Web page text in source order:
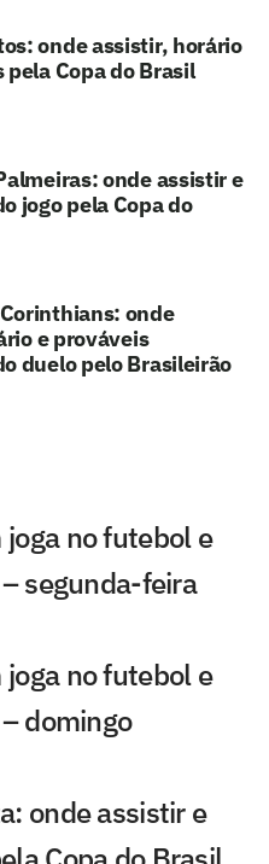
onde assistir, horário
pela Copa do Brasil
onde assistir e
jogo pela Copa do
onde
e prováveis
duelo pelo Brasileirão
no futebol e
segunda-feira
no futebol e
domingo
onde assistir e